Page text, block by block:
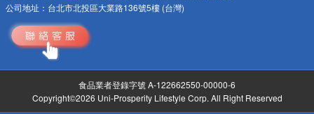
公司地址： 台北市北投區大業路136號5樓 (台灣)
食品業者登錄字號 A-122662550-00000-6
Copyright©2026 Uni-Prosperity Lifestyle Corp. All Right Reserved